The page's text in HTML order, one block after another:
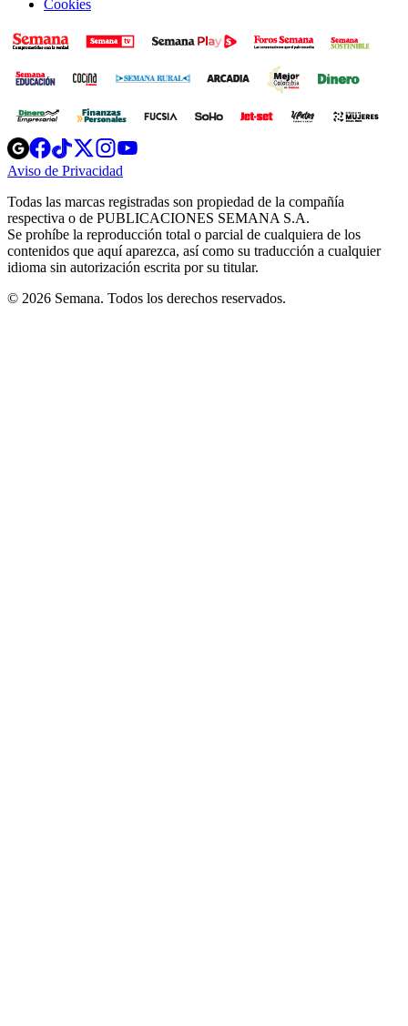
Cookies
Opens
in
new
Opens
in
new
Opens
in
new
window
Opens
new
windowwindow
Aviso de Privacidad
new
window
Todas las marcas registradas son propiedad de la compañía
respectiva o de PUBLICACIONES SEMANA S.A.
Se prohíbe la reproducción total o parcial de cualquiera de los
contenidos que aquí aparezca, así como su traducción a cualquier
idioma sin autorización escrita por su titular.
© 2026 Semana. Todos los derechos reservados.